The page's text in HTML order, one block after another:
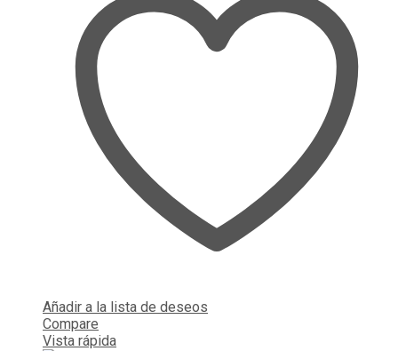
Añadir a la lista de deseos
Compare
Vista rápida